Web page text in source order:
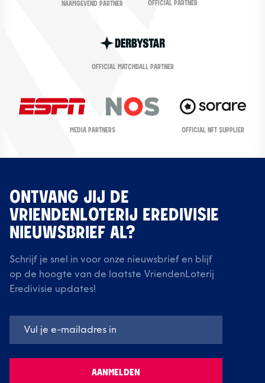
NAAMGEVEND PARTNER OFFICIAL PARTNER
OFFICIAL MATCHBALL PARTNER
MEDIA PARTNERS OFFICIAL NFT SUPPLIER
ONTVANG JIJ DE
VRIENDENLOTERIJ EREDIVISIE
NIEUWSBRIEF AL?
Schrijf je snel in voor onze nieuwsbrief en blijf
op de hoogte van de laatste VriendenLoterij
Eredivisie updates!
AANMELDEN